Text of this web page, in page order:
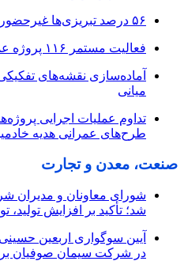
۵۶ درصد تبریزی‌ها غیرحضوری با شهرداری ارتباط دارند
فعالیت مستمر ۱۱۶ پروژه عمرانی در شرایط جنگی
میانی
تداوم عملیات اجرایی
طرح‌های عمرانی هدیه
صنعت، معدن و تجارت
شورای معاونان و مدیران
شد؛ تأکید بر افزایش تولید،
آیین سوگواری اربعین
در شرکت سیمان صوفیان